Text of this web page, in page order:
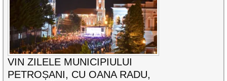
VIN ZILELE MUNICIPIULUI
PETROȘANI, CU OANA RADU,